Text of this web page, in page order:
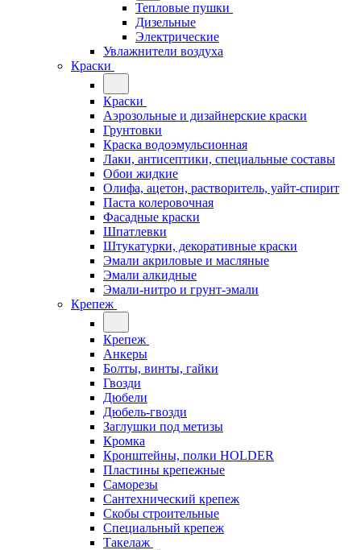
Тепловые пушки
Дизельные
Электрические
Увлажнители воздуха
Краски
Краски
Аэрозольные и дизайнерские краски
Грунтовки
Краска водоэмульсионная
Лаки, антисептики, специальные составы
Обои жидкие
Олифа, ацетон, растворитель, уайт-спирит
Паста колеровочная
Фасадные краски
Шпатлевки
Штукатурки, декоративные краски
Эмали акриловые и масляные
Эмали алкидные
Эмали-нитро и грунт-эмали
Крепеж
Крепеж
Анкеры
Болты, винты, гайки
Гвозди
Дюбели
Дюбель-гвозди
Заглушки под метизы
Кромка
Кронштейны, полки НОLDER
Пластины крепежные
Саморезы
Сантехнический крепеж
Скобы строительные
Специальный крепеж
Такелаж